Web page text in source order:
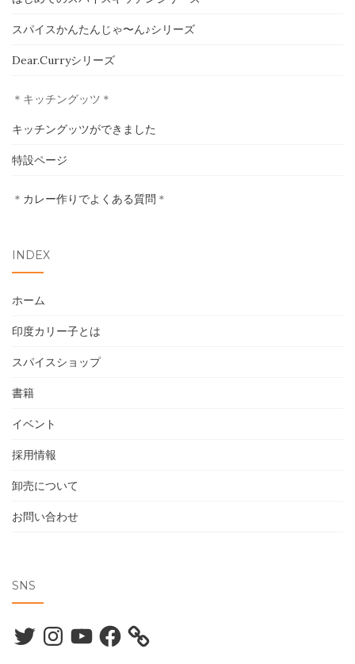
ホーム
イベント
スパイスかんたんじゃ〜ん♪シリーズ
Dear.Curryシリーズ
＊キッチングッツ＊
キッチングッツができました
特設ページ
＊ カレー作りでよくある質問 ＊
INDEX
ホーム
印度カリー子とは
スパイスショップ
書籍
イベント
採用情報
卸売について
お問い合わせ
SNS
TwitterInstagramYouTubeFacebook